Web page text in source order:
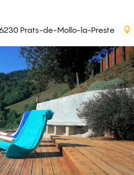
Prats-de-Mollo-la-Preste